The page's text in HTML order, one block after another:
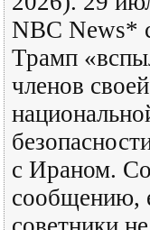
NBC News*
Трамп
членов
с Ираном.
сообщению,